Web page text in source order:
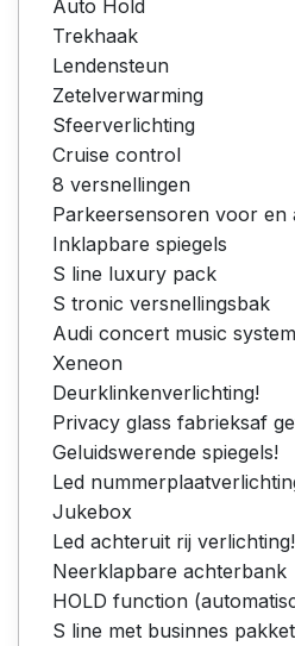
Auto Hold
Trekhaak
Lendensteun
Zetelverwarming
Sfeerverlichting
Cruise control
8 versnellingen
Parkeersensoren voor en
Inklapbare spiegels
S line luxury pack
S tronic versnellingsbak
Audi concert music
Xeneon
Deurklinkenverlichting!
Privacy glass fabrieksaf
Geluidswerende spiegels!
Led
Jukebox
Led achteruit rij verlichting!
Neerklapbare achterbank
HOLD function
S line met businnes pakket